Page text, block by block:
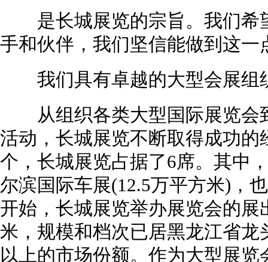
是长城展览的宗旨。我们希
手和伙伴，我们坚信能做到这
我们具有卓越的大型会展组
从组织各类大型国际展览会
活动，长城展览不断取得成功
个，长城展览占据了6席。其
尔滨国际车展(12.5万平方米)，
开始，长城展览举办展览会的
米，规模和档次已居黑龙江省
以上的市场份额。作为大型展